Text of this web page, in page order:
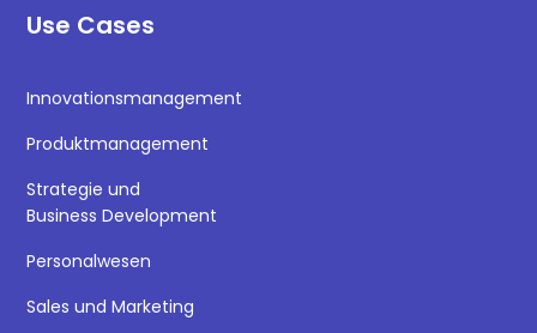
Use Cases
Innovationsmanagement
Produktmanagement
Strategie und
Business Development
Personalwesen
Sales und Marketing